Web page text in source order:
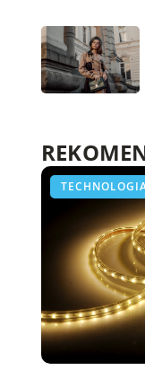
ZDROWIE I